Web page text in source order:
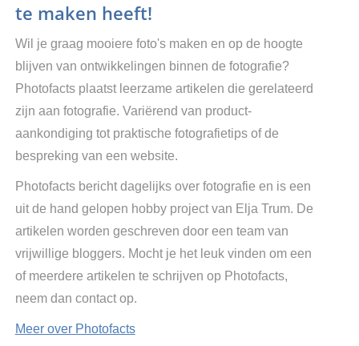
te maken heeft!
Wil je graag mooiere foto's maken en op de hoogte
blijven van ontwikkelingen binnen de fotografie?
Photofacts plaatst leerzame artikelen die gerelateerd
zijn aan fotografie. Variërend van product-
aankondiging tot praktische fotografietips of de
bespreking van een website.
Photofacts bericht dagelijks over fotografie en is een
uit de hand gelopen hobby project van Elja Trum. De
artikelen worden geschreven door een team van
vrijwillige bloggers. Mocht je het leuk vinden om een
of meerdere artikelen te schrijven op Photofacts,
neem dan contact op.
Meer over Photofacts